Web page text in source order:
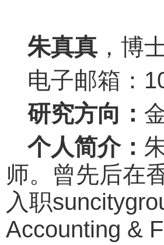
朱真真 ，博
电子邮箱：
研究方向：
个人简介：
师。曾先后在
入职
Accounting &